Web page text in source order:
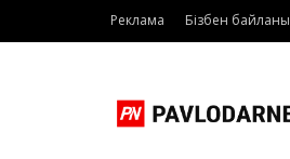
Реклама Бізбен